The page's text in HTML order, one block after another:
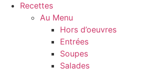
Recettes
Au Menu
Hors d’oeuvres
Entrées
Soupes
Salades